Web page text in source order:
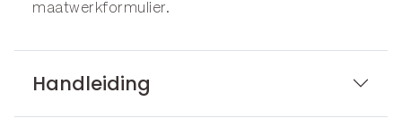
maatwerkformulier.
Handleiding